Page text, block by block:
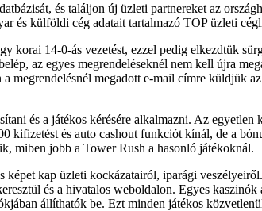
és találjon új üzleti partnereket az
és külföldi cég adatait tartalmazó TOP üzleti
korai 14-0-ás vezetést, ezzel pedig elkezdtük
az egyes megrendeléseknél nem kell újra
megrendelésnél megadott e-mail címre
és a játékos kérésére alkalmazni. Az
kifizetést és auto cashout funkciót kínál, de a
miben jobb a Tower Rush a hasonló játékoknál.
képet kap üzleti kockázatairól, iparági
és a hivatalos weboldalon. Egyes
állíthatók be. Ezt minden játékos